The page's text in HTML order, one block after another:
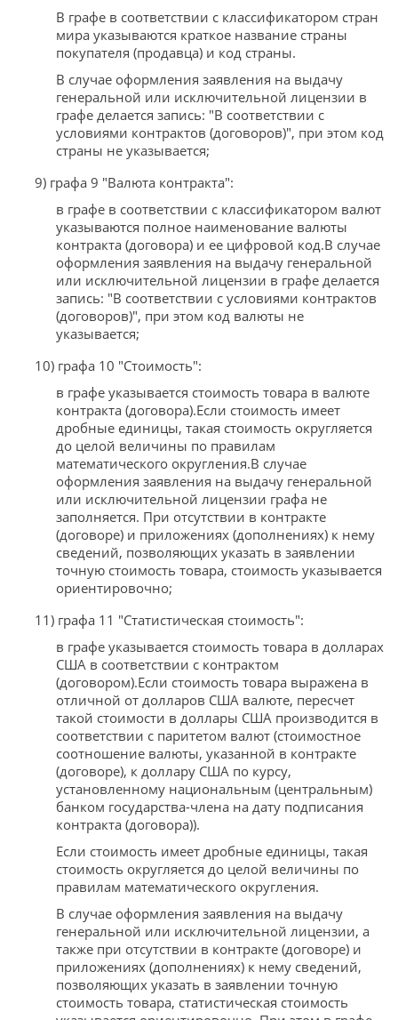
В графе в соответствии с классификатором стран
мира указываются краткое название страны
покупателя (продавца) и код страны.
В случае оформления заявления на выдачу
генеральной или исключительной лицензии в
графе делается запись: "В соответствии с
условиями контрактов (договоров)", при этом код
страны не указывается;
9) графа 9 "Валюта контракта":
в графе в соответствии с классификатором валют
указываются полное наименование валюты
контракта (договора) и ее цифровой код.В случае
оформления заявления на выдачу генеральной
или исключительной лицензии в графе делается
запись: "В соответствии с условиями контрактов
(договоров)", при этом код валюты не
указывается;
10) графа 10 "Стоимость":
в графе указывается стоимость товара в валюте
контракта (договора).Если стоимость имеет
дробные единицы, такая стоимость округляется
до целой величины по правилам
математического округления.В случае
оформления заявления на выдачу генеральной
или исключительной лицензии графа не
заполняется. При отсутствии в контракте
(договоре) и приложениях (дополнениях) к нему
сведений, позволяющих указать в заявлении
точную стоимость товара, стоимость указывается
ориентировочно;
11) графа 11 "Статистическая стоимость":
в графе указывается стоимость товара в долларах
США в соответствии с контрактом
(договором).Если стоимость товара выражена в
отличной от долларов США валюте, пересчет
такой стоимости в доллары США производится в
соответствии с паритетом валют (стоимостное
соотношение валюты, указанной в контракте
(договоре), к доллару США по курсу,
установленному национальным (центральным)
банком государства-члена на дату подписания
контракта (договора)).
Если стоимость имеет дробные единицы, такая
стоимость округляется до целой величины по
правилам математического округления.
В случае оформления заявления на выдачу
генеральной или исключительной лицензии, а
также при отсутствии в контракте (договоре) и
приложениях (дополнениях) к нему сведений,
позволяющих указать в заявлении точную
стоимость товара, статистическая стоимость